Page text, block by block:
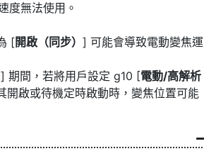
度無法使用。
[開啟（同步） ] 可能會導致電動變焦運
] 期間，若將用戶設定 g10 [電動/高解析
開啟或待機定時啟動時，變焦位置可能